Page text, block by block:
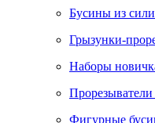
Бусины из
Грызунки-
Наборы
Прорезыватели
Фигурные